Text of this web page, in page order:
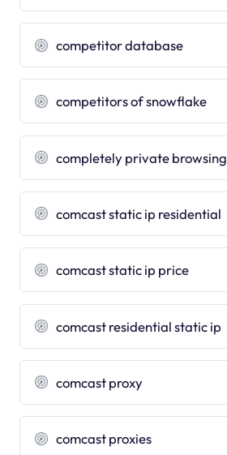
competitor database
competitors of snowflake
completely private browsing
comcast static ip residential
comcast static ip price
comcast residential static ip
comcast proxy
comcast proxies